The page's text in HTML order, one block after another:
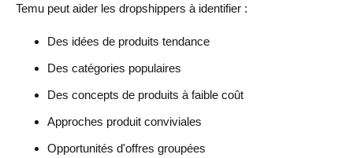
Temu peut aider les dropshippers à identifier :
Des idées de produits tendance
Des catégories populaires
Des concepts de produits à faible coût
Approches produit conviviales
Opportunités d'offres groupées